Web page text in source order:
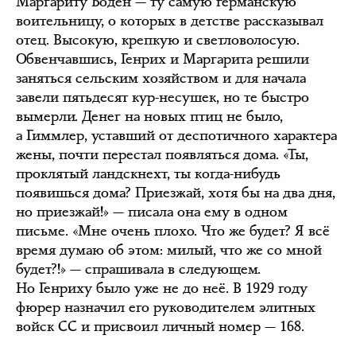
воительницу, о которых в детстве рассказывал
отец. Высокую, крепкую и светловолосую.
Обвенчавшись, Генрих и Маргарита решили
заняться сельским хозяйством и для начала
завели пятьдесят кур-несушек, но те быстро
вымерли. Денег на новых птиц не было,
а Гиммлер, уставший от деспотичного характера
жены, почти перестал появляться дома. «Ты,
проклятый ландскнехт, ты когда-нибудь
появишься дома? Приезжай, хотя бы на два дня,
но приезжай!» — писала она ему в одном
письме. «Мне очень плохо. Что же будет? Я всё
время думаю об этом: милый, что же со мной
будет?!» — спрашивала в следующем.
Но Генриху было уже не до неё. В 1929 году
фюрер назначил его руководителем элитных
войск СС и присвоил личный номер — 168.